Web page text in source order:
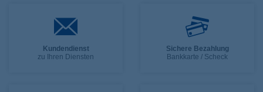
Kundendienst
zu Ihren Diensten
Sichere Bezahlung
Bankkarte / Scheck